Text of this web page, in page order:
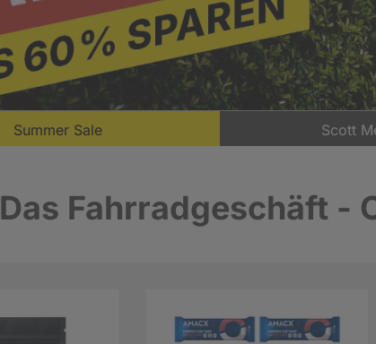
Summer Sale Scott
Das Fahrradgeschäft -